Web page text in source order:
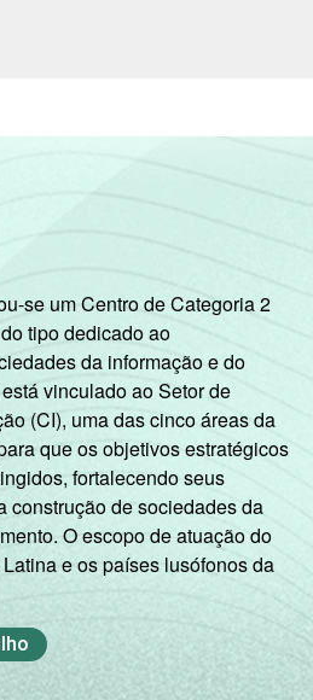
se um Centro de Categoria 2
tipo dedicado ao
da informação e do
vinculado ao Setor de
(CI), uma das cinco áreas da
que os objetivos estratégicos
fortalecendo seus
construção de sociedades da
O escopo de atuação do
e os países lusófonos da